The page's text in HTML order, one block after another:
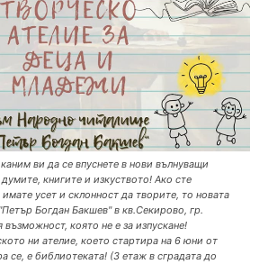
ви да се впуснете в нови вълнуващи
книгите и изкуството! Ако сте
усет и склонност да творите, то новата
Богдан Бакшев" в кв.Секирово, гр.
която не е за изпускане!
ни ателие, което стартира на 6 юни от
се, е библиотеката! (3 етаж в сградата до